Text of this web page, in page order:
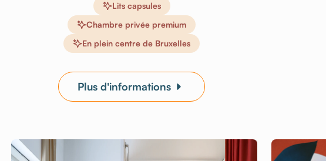
Lits capsules
Chambre privée premium
En plein centre de Bruxelles
Plus d'informations